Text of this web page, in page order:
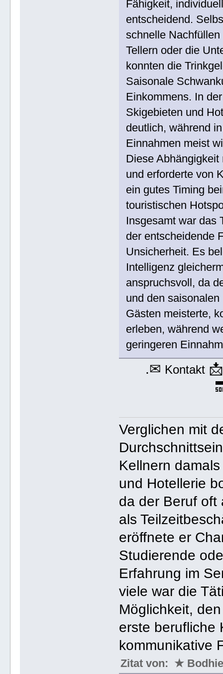
Fähigkeit,
entscheidend.
schnelle
Tellern oder die
konnten die
Saisonale
Einkommens. In
Skigebieten und
deutlich, während
Einnahmen meist
Diese
und erforderte von
ein gutes Timing
touristischen
Insgesamt war das
der entscheidende
Unsicherheit. Es
Intelligenz
anspruchsvoll, da
und den
Gästen meisterte,
erleben, während
geringeren
.✉ Kontakt
Verglichen mit
Kellnern
und Hotellerie
da der Beruf oft
als
eröffnete er
Studierende
Erfahrung im
viele war die
Möglichkeit,
erste berufliche
kommunikative
Zitat von: ★